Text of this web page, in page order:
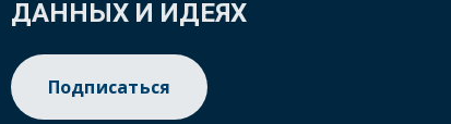
ДАННЫХ И ИДЕЯХ
Подписаться